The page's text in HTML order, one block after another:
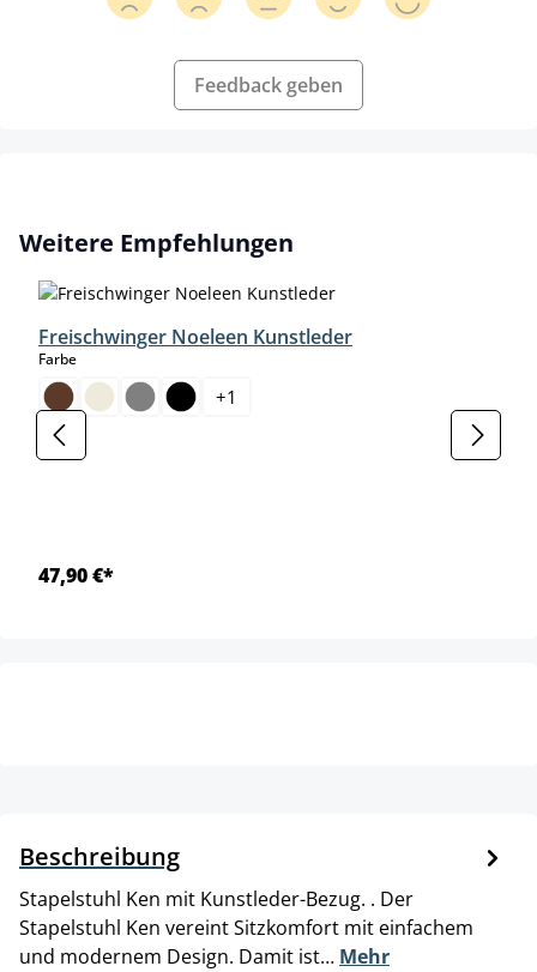
Feedback geben
Produktgalerie überspringen
Weitere Empfehlungen
Freischwinger Noeleen Kunstleder
Farbeauswählen
+1
47,90 €*
Beschreibung
Stapelstuhl Ken mit Kunstleder-Bezug. . Der
Stapelstuhl Ken vereint Sitzkomfort mit einfachem
und modernem Design. Damit ist… Mehr